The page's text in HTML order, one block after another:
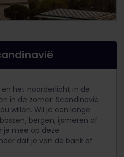
het noorderlicht in de
in de zomer: Scandinavië
willen. Wil je een lange
bergen, ijsmeren of
je mee op deze
dat je van de bank af